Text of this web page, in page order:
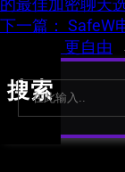
下一篇： SafeW
更安全、更自由
搜索
S